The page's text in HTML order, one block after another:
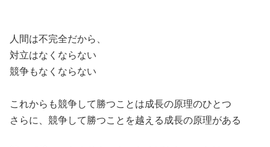
人間は不完全だから、
対立はなくならない
競争もなくならない
これからも競争して勝つことは成長の原理のひとつ
さらに、競争して勝つことを越える成長の原理がある